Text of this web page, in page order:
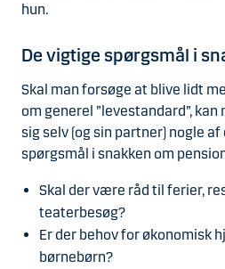
hun.
De vigtige spørgsmål i
Skal man forsøge at blive lidt
om generel ”levestandard”,
sig selv (og sin partner) nogle
spørgsmål i snakken om
Skal der være råd til ferier,
teaterbesøg?
Er der behov for økonomisk
børnebørn?